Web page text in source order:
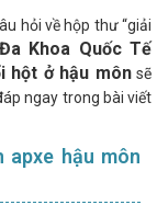
hỏi về hộp thư “giải
Khoa Quốc Tế
hột ở hậu mônsẽ
ngay trong bài viết
apxe hậu môn